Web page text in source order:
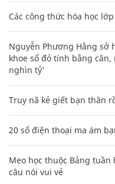
Các công thức hóa học
Nguyễn Phương Hằng
khoe sổ đỏ tính bằng
nghìn tỷ'
Truy nã kẻ giết bạn thân
20 số điện thoại ma ám
Mẹo học thuộc Bảng
câu nói vui vẻ